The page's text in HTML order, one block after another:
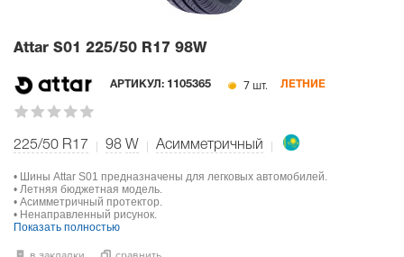
Attar S01 225/50 R17 98W
АРТИКУЛ: 1105365 7 шт. ЛЕТНИЕ
225/50 R17 98 W Асимметричный
• Шины Attar S01 предназначены для легковых автомобилей.
• Летняя бюджетная модель.
• Асимметричный протектор.
• Ненаправленный рисунок.
Показать полностью